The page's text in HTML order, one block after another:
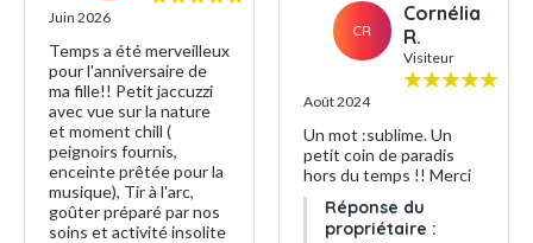
Juin 2026
Temps a été merveilleux
pour l'anniversaire de
ma fille!! Petit jaccuzzi
avec vue sur la nature
et moment chill (
peignoirs fournis,
enceinte prêtée pour la
musique), Tir à l'arc,
goûter préparé par nos
soins et activité insolite
CR
Cornélia
R.
Visiteur
Août 2024
Un mot :sublime. Un
petit coin de paradis
hors du temps !! Merci
Réponse du
propriétaire :